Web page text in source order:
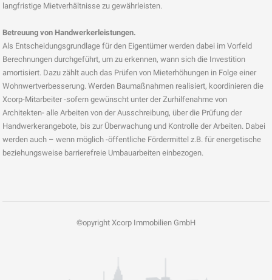
langfristige Mietverhältnisse zu gewährleisten.
Betreuung von Handwerkerleistungen.
Als Entscheidungsgrundlage für den Eigentümer werden dabei im Vorfeld
Berechnungen durchgeführt, um zu erkennen, wann sich die Investition
amortisiert. Dazu zählt auch das Prüfen von Mieterhöhungen in Folge einer
Wohnwertverbesserung. Werden Baumaßnahmen realisiert, koordinieren die
Xcorp-Mitarbeiter -sofern gewünscht unter der Zurhilfenahme von
Architekten- alle Arbeiten von der Ausschreibung, über die Prüfung der
Handwerkerangebote, bis zur Überwachung und Kontrolle der Arbeiten. Dabei
werden auch – wenn möglich -öffentliche Fördermittel z.B. für energetische
beziehungsweise barrierefreie Umbauarbeiten einbezogen.
©opyright Xcorp Immobilien GmbH